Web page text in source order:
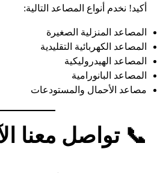
أكيد! نخدم أنواع المصاعد التالية:
المصاعد المنزلية الصغيرة
المصاعد الكهربائية التقليدية
المصاعد الهيدروليكية
المصاعد البانورامية
مصاعد الأحمال والمستودعات
📞 تواصل معنا